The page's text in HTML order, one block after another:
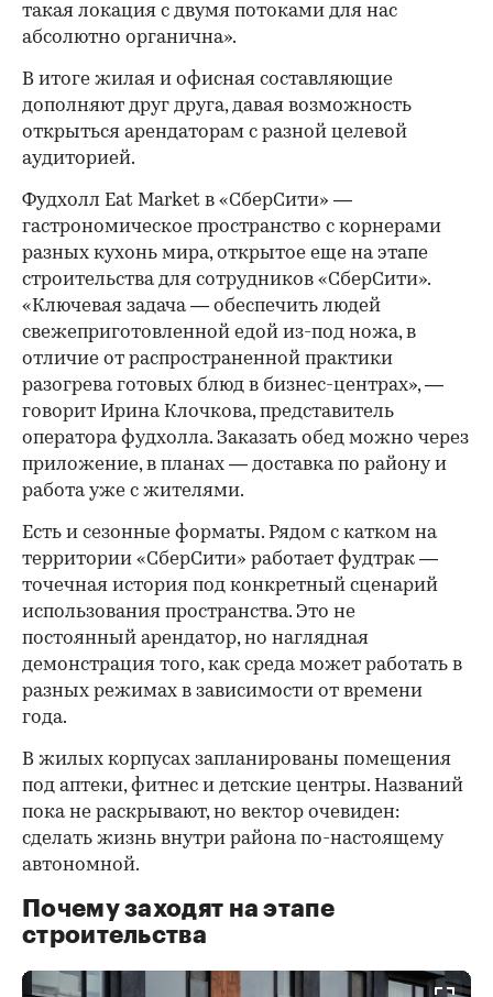
такая локация с двумя потоками для нас
абсолютно органична».
В итоге жилая и офисная составляющие
дополняют друг друга, давая возможность
открыться арендаторам с разной целевой
аудиторией.
Фудхолл Eat Market в «СберСити» —
гастрономическое пространство с корнерами
разных кухонь мира, открытое еще на этапе
строительства для сотрудников «СберСити».
«Ключевая задача — обеспечить людей
свежеприготовленной едой из-под ножа, в
отличие от распространенной практики
разогрева готовых блюд в бизнес-центрах», —
говорит Ирина Клочкова, представитель
оператора фудхолла. Заказать обед можно через
приложение, в планах — доставка по району и
работа уже с жителями.
Есть и сезонные форматы. Рядом с катком на
территории «СберСити» работает фудтрак —
точечная история под конкретный сценарий
использования пространства. Это не
постоянный арендатор, но наглядная
демонстрация того, как среда может работать в
разных режимах в зависимости от времени
года.
В жилых корпусах запланированы помещения
под аптеки, фитнес и детские центры. Названий
пока не раскрывают, но вектор очевиден:
сделать жизнь внутри района по-настоящему
автономной.
Почему заходят на этапе
строительства